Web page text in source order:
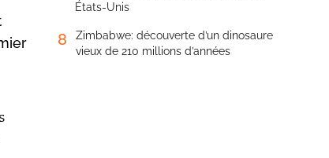
États-Unis
8
Zimbabwe: découverte d’un dinosaure
vieux de 210 millions d’années